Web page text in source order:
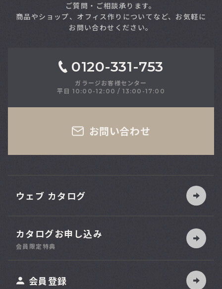
ご質問・ご相談承ります。
商品やショップ、オフィス作りについてなど、お気軽に
お問い合わせください。
0120-331-753
ガラージお客様センター
平日 10:00-12:00 / 13:00-17:00
お問い合わせ
ウェブ カタログ
カタログお申し込み
会員限定特典
会員登録